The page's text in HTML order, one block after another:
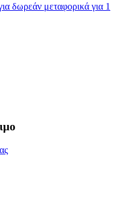
δωρεάν μεταφορικά για 1